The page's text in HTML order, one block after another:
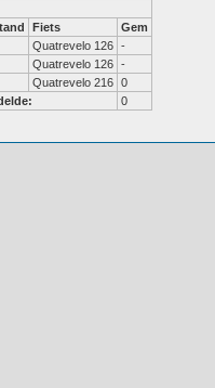
Fiets
Gem
Quatrevelo 126 -
Quatrevelo 126 -
Quatrevelo 216 0
0